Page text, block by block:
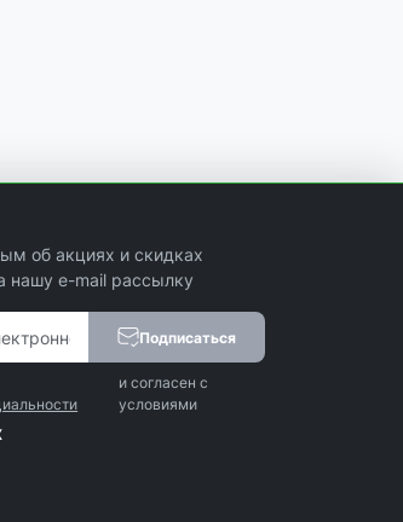
об акциях и скидках
нашу e-mail рассылку
Подписаться
и согласен с
условиями